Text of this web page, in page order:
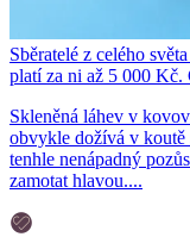
Sběratelé z celého
platí za ni až 5 000 Kč.
Skleněná láhev v
obvykle dožívá v koutě
tenhle nenápadný
zamotat hlavou....